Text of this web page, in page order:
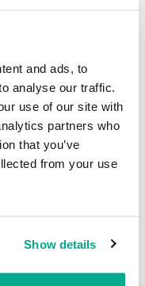
and ads, to
analyse our traffic.
use of our site with
partners who
that you’ve
from your use
Show details
“apps” se comunica